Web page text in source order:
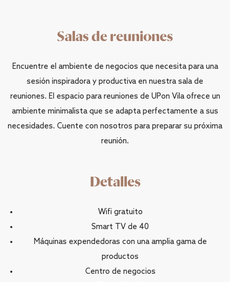
Salas de reuniones
Encuentre el ambiente de negocios que necesita para una
sesión inspiradora y productiva en nuestra sala de
reuniones. El espacio para reuniones de UPon Vila ofrece un
ambiente minimalista que se adapta perfectamente a sus
necesidades. Cuente con nosotros para preparar su próxima
reunión.
Detalles
Wifi gratuito
Smart TV de 40
Máquinas expendedoras con una amplia gama de
productos
Centro de negocios